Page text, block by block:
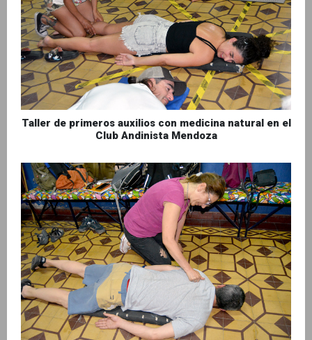
Taller de primeros auxilios con medicina natural en el
Club Andinista Mendoza